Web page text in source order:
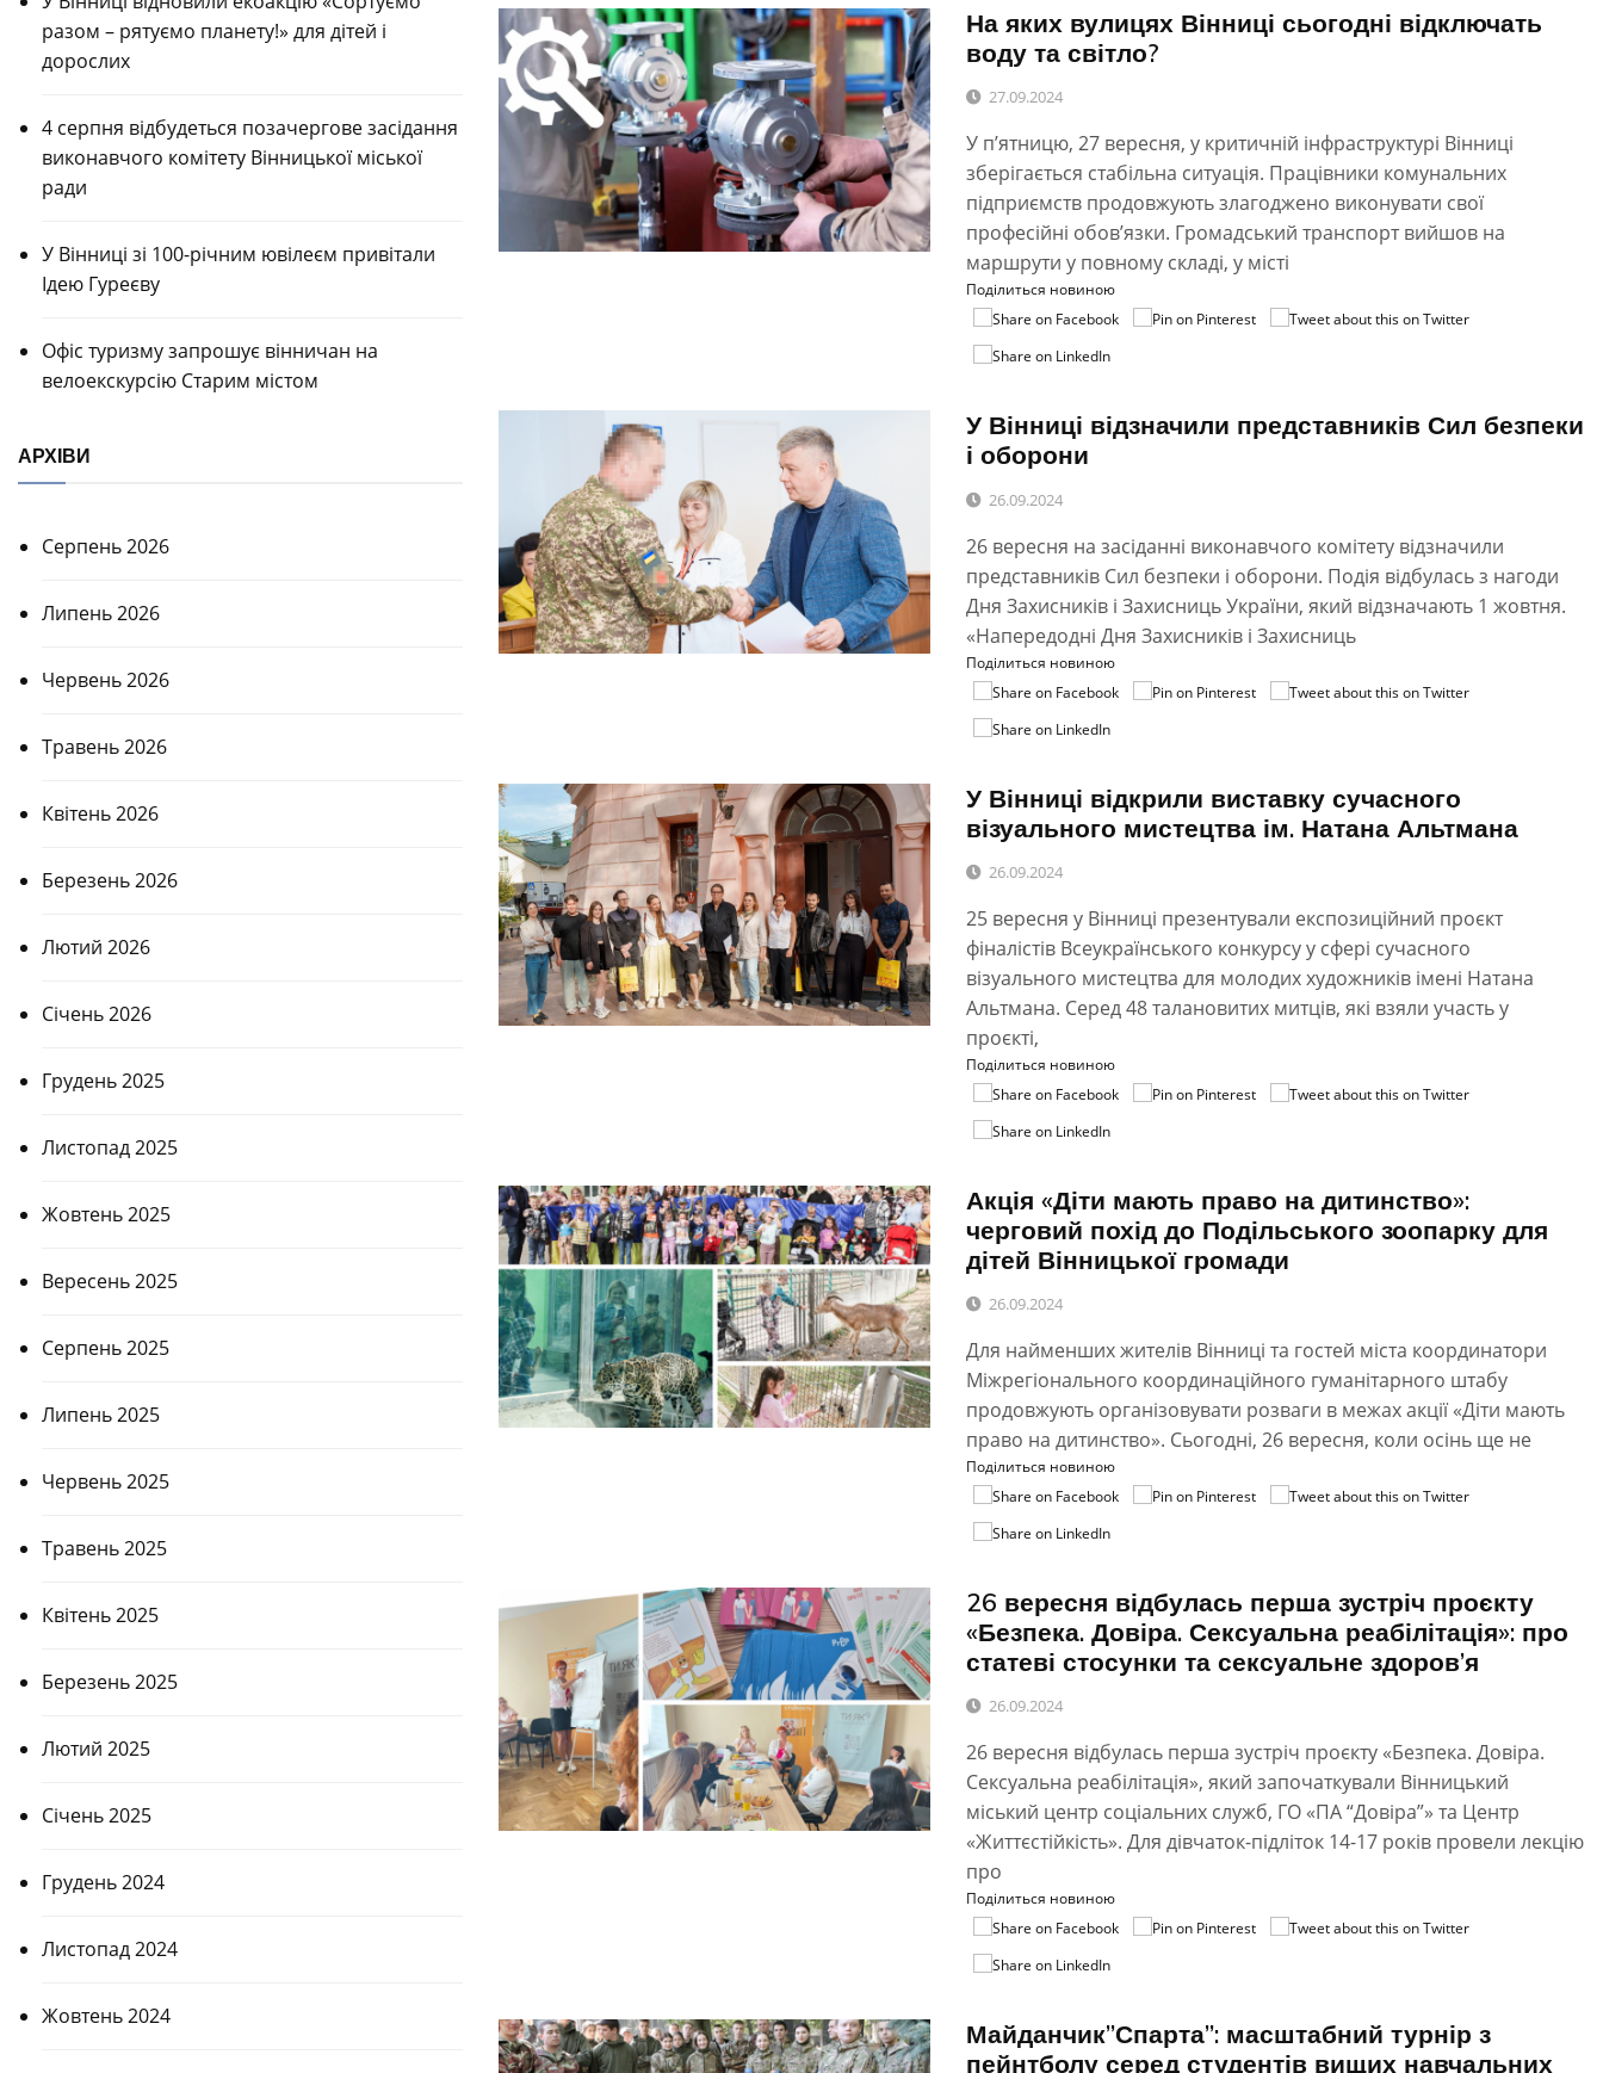
разом – рятуємо планету!» для дітей і
дорослих
4 серпня відбудеться позачергове засідання
виконавчого комітету Вінницької міської
ради
У Вінниці зі 100-річним ювілеєм привітали
Ідею Гуреєву
Офіс туризму запрошує вінничан на
велоекскурсію Старим містом
АРХІВИ
Серпень 2026
Липень 2026
Червень 2026
Травень 2026
Квітень 2026
Березень 2026
Лютий 2026
Січень 2026
Грудень 2025
Листопад 2025
Жовтень 2025
Вересень 2025
Серпень 2025
Липень 2025
Червень 2025
Травень 2025
Квітень 2025
Березень 2025
Лютий 2025
Січень 2025
Грудень 2024
Листопад 2024
Жовтень 2024
На яких вулицях Вінниці сьогодні відключать
воду та світло?
27.09.2024
У п’ятницю, 27 вересня, у критичній інфраструктурі Вінниці
зберігається стабільна ситуація. Працівники комунальних
підприємств продовжують злагоджено виконувати свої
професійні обов’язки. Громадський транспорт вийшов на
маршрути у повному складі, у місті
Поділиться новиною
У Вінниці відзначили представників Сил безпеки
і оборони
26.09.2024
26 вересня на засіданні виконавчого комітету відзначили
представників Сил безпеки і оборони. Подія відбулась з нагоди
Дня Захисників і Захисниць України, який відзначають 1 жовтня.
«Напередодні Дня Захисників і Захисниць
Поділиться новиною
У Вінниці відкрили виставку сучасного
візуального мистецтва ім. Натана Альтмана
26.09.2024
25 вересня у Вінниці презентували експозиційний проєкт
фіналістів Всеукраїнського конкурсу у сфері сучасного
візуального мистецтва для молодих художників імені Натана
Альтмана. Серед 48 талановитих митців, які взяли участь у
проєкті,
Поділиться новиною
Акція «Діти мають право на дитинство»:
черговий похід до Подільського зоопарку для
дітей Вінницької громади
26.09.2024
Для найменших жителів Вінниці та гостей міста координатори
Міжрегіонального координаційного гуманітарного штабу
продовжують організовувати розваги в межах акції «Діти мають
право на дитинство». Сьогодні, 26 вересня, коли осінь ще не
Поділиться новиною
26 вересня відбулась перша зустріч проєкту
«Безпека. Довіра. Сексуальна реабілітація»: про
статеві стосунки та сексуальне здоров’я
26.09.2024
26 вересня відбулась перша зустріч проєкту «Безпека. Довіра.
Сексуальна реабілітація», який започаткували Вінницький
міський центр соціальних служб, ГО «ПА “Довіра”» та Центр
«Життєстійкість». Для дівчаток-підліток 14-17 років провели лекцію
про
Поділиться новиною
Майданчик”Спарта”: масштабний турнір з
пейнтболу серед студентів вищих навчальних